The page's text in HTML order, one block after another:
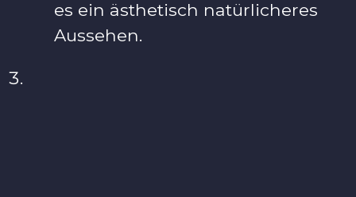
es ein ästhetisch natürlicheres
Aussehen.